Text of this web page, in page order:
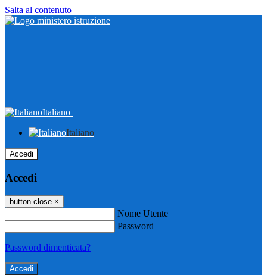
Salta al contenuto
Italiano
Italiano
Accedi
Accedi
button close ×
Nome Utente
Password
Password dimenticata?